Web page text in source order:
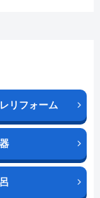
リフォーム